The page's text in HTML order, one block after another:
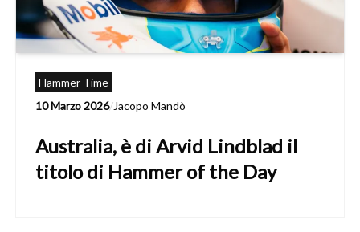
Hammer Time
10 Marzo 2026/Jacopo Mandò
Australia, è di Arvid Lindblad il
titolo di Hammer of the Day